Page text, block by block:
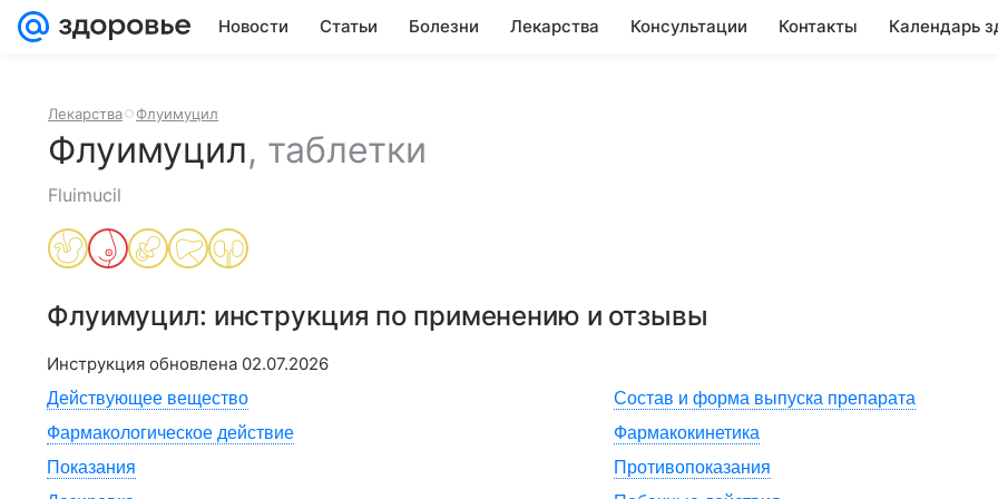
Новости Статьи Болезни Лекарства Консультации Контакты Календарь
Лекарства Флуимуцил
Флуимуцил, таблетки
Fluimucil
Флуимуцил: инструкция по применению и отзывы
Инструкция обновлена 02.07.2026
Действующее вещество
Состав и форма выпуска препарата
Фармакологическое действие
Фармакокинетика
Показания
Противопоказания